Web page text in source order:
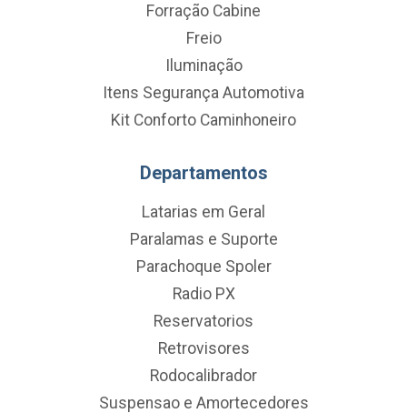
Forração Cabine
Freio
Iluminação
Itens Segurança Automotiva
Kit Conforto Caminhoneiro
Departamentos
Latarias em Geral
Paralamas e Suporte
Parachoque Spoler
Radio PX
Reservatorios
Retrovisores
Rodocalibrador
Suspensao e Amortecedores